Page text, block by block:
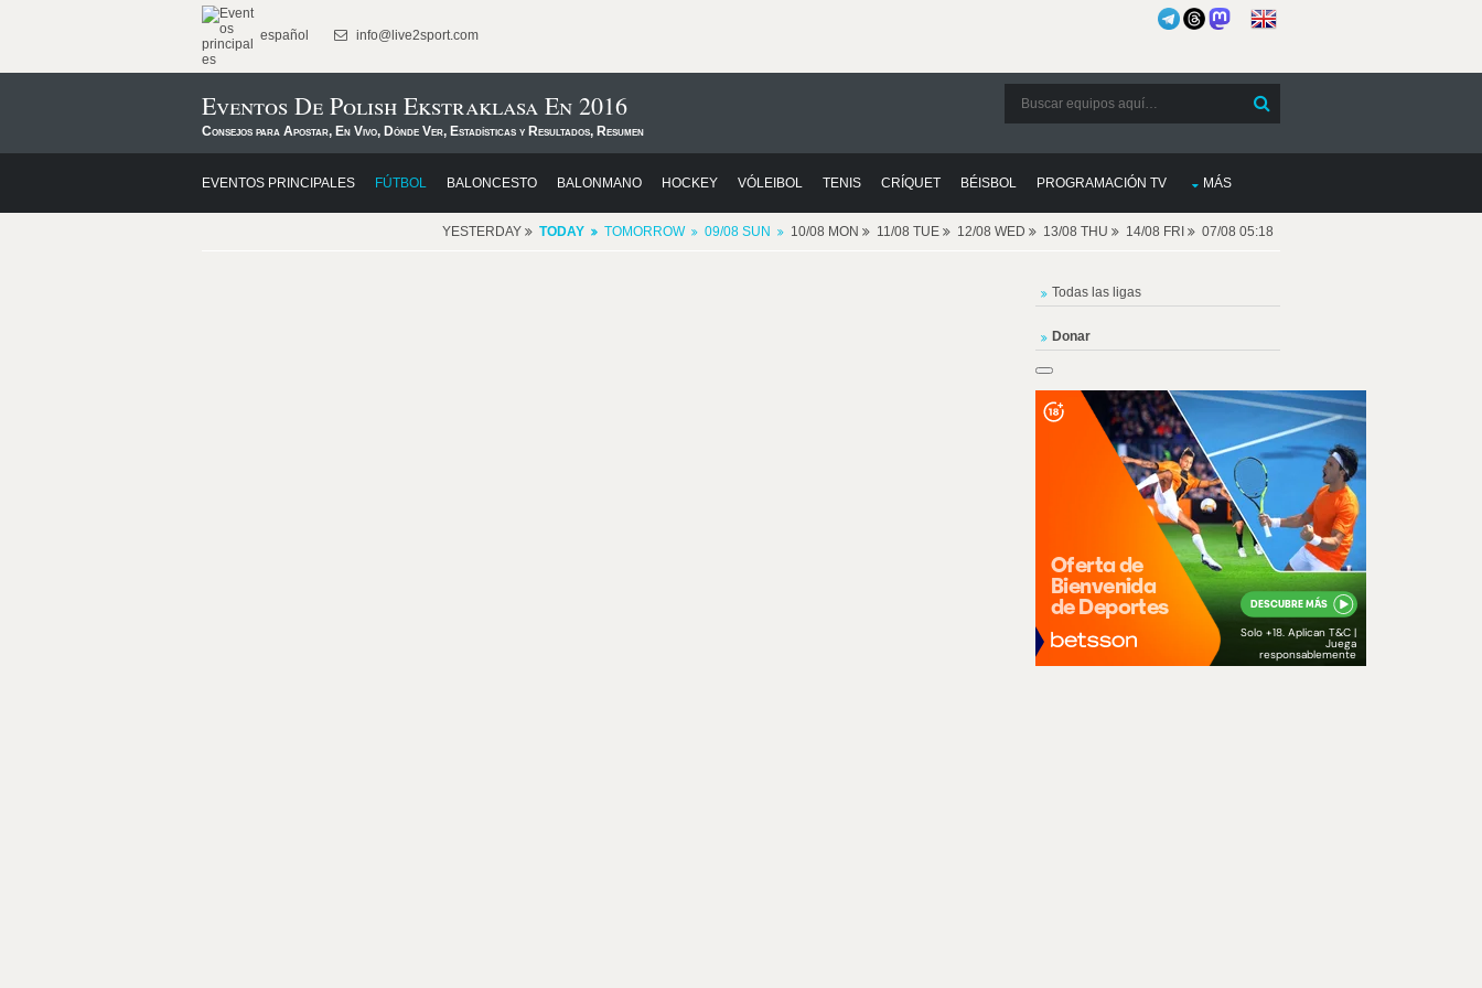
español info@live2sport.com
Eventos De Polish Ekstraklasa En 2016
Consejos para Apostar, En Vivo, Dónde Ver, Estadísticas y Resultados, Resumen
EVENTOS PRINCIPALES FÚTBOL BALONCESTO BALONMANO HOCKEY VÓLEIBOL TENIS CRÍQUET BÉISBOL PROGRAMACIÓN TV MÁS
YESTERDAY TODAY TOMORROW 09/08 SUN 10/08 MON 11/08 TUE 12/08 WED 13/08 THU 14/08 FRI 07/08 05:18
Todas las ligas
Donar